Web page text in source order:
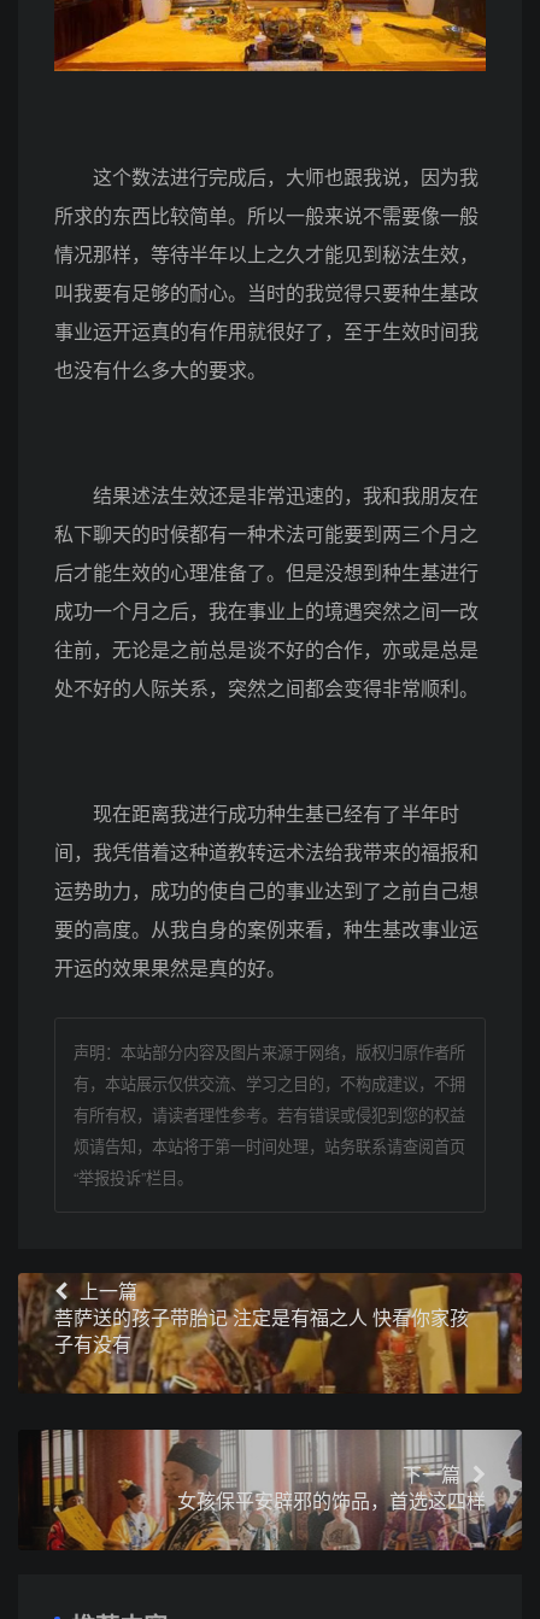
这个数法进行完成后，大师也跟我说，因为我
所求的东西比较简单。所以一般来说不需要像一般
情况那样，等待半年以上之久才能见到秘法生效，
叫我要有足够的耐心。当时的我觉得只要种生基改
事业运开运真的有作用就很好了，至于生效时间我
也没有什么多大的要求。
结果述法生效还是非常迅速的，我和我朋友在
私下聊天的时候都有一种术法可能要到两三个月之
后才能生效的心理准备了。但是没想到种生基进行
成功一个月之后，我在事业上的境遇突然之间一改
往前，无论是之前总是谈不好的合作，亦或是总是
处不好的人际关系，突然之间都会变得非常顺利。
现在距离我进行成功种生基已经有了半年时
间，我凭借着这种道教转运术法给我带来的福报和
运势助力，成功的使自己的事业达到了之前自己想
要的高度。从我自身的案例来看，种生基改事业运
开运的效果果然是真的好。
声明：本站部分内容及图片来源于网络，版权归原作者所
有，本站展示仅供交流、学习之目的，不构成建议，不拥
有所有权，请读者理性参考。若有错误或侵犯到您的权益
烦请告知，本站将于第一时间处理，站务联系请查阅首页
“举报投诉”栏目。
上一篇
菩萨送的孩子带胎记 注定是有福之人 快看你家孩
子有没有
下一篇
女孩保平安辟邪的饰品，首选这四样